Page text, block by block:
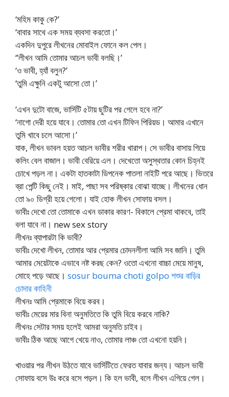
‘মহিম কাকু কে?’
‘বাবার সাথে এক সময় ব্যবসা করতো।’
একদিন দুপুরে লীখনের মোবাইল ফোনে কল পেল।
‘’লীখন আমি তোমার আচল ভাবী বলছি।’
‘ও ভাবী, হ্যাঁ বলুন?’
‘তুমি এক্ষুনি একটু আসো তো।’
‘এখন দুটো বাজে, ভার্সিটি ৫টায় ছুটির পর গেলে হবে না?’
‘নাগো দেরী হয়ে যাবে। তোমার তো এখন টিফিন পিরিয়ড। আমার এখানে
তুমি খাবে চলে আসো।’
যাক, লীখন ভাবল হয়ত আচল ভাবীর শরীর খারাপ। সে ভাবীর বাসায় গিয়ে
কলিং বেল বাজাল। ভাবী বেরিয়ে এল। দেখেতো অসুস্থতার কোন চিহ্নই
চোখে পড়ল না। একটা হাতকাটা ডিপনেক পাতলা নাইটি পরে আছে। ভিতরে
ব্রা পেন্টি কিছু নেই। মাই, পাছা সব পরিষ্কার বোঝা যাচ্ছে। লীখনের ধোন
তো ৯০ ডিগ্রী হয়ে গেলো। যাই হোক লীখন সোফায় বসল।
ভাবীঃ দেখো তো তোমাকে এখন ডাকার কারণ- বিকালে প্রেমা থাকবে, তাই
বলা যাবে না। new sex story
লীখনঃ ব্যাপারটা কি ভাবী?
ভাবীঃ দেখো লীখন, তোমার আর প্রেমার চোদনলীলা আমি সব জানি। তুমি
আমার মেয়েটাকে এভাবে নষ্ট করছ কেন? ওতো এখনো বাচ্চা মেয়ে মানুষ,
মোহে পড়ে আছে। sosur bouma choti golpo শশুর বাড়ির
চোদার কাহিনী
লীখনঃ আমি প্রেমাকে বিয়ে করব।
ভাবীঃ মেয়ের মার বিনা অনুমতিতে কি তুমি বিয়ে করবে নাকি?
লীখনঃ সেটার সময় হলেই আমরা অনুমতি চাইব।
ভাবীঃ ঠিক আছে আগে খেয়ে নাও, তোমার লাঞ্চ তো এখনো হয়নি।
খাওয়ার পর লীখন উঠতে যাবে ভার্সিটিতে ফেরত যাবার জন্য। আচল ভাবী
সোফায় বসে উঃ করে বসে পড়ল। কি হল ভাবী, বলে লীখন এগিয়ে গেল।